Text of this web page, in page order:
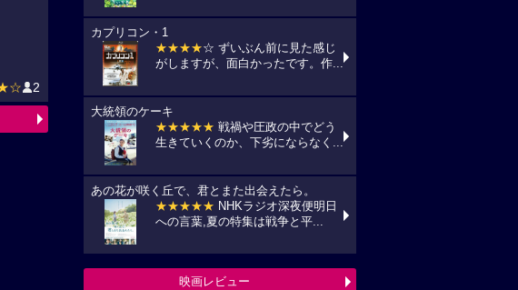
2
カプリコン・1
★★★★☆ ずいぶん前に見た感じ
がしますが、面白かったです。作...
大統領のケーキ
★★★★★ 戦禍や圧政の中でどう
生きていくのか、下劣にならなく...
あの花が咲く丘で、君とまた出会えたら。
★★★★★ NHKラジオ深夜便明日
への言葉,夏の特集は戦争と平...
映画レビュー